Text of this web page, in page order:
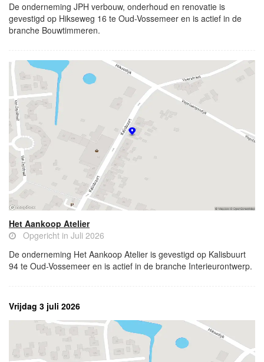
De onderneming JPH verbouw, onderhoud en renovatie is
gevestigd op Hikseweg 16 te Oud-Vossemeer en is actief in de
branche Bouwtimmeren.
Het Aankoop Atelier
Opgericht in Juli 2026
De onderneming Het Aankoop Atelier is gevestigd op Kalisbuurt
94 te Oud-Vossemeer en is actief in de branche Interieurontwerp.
Vrijdag 3 juli 2026